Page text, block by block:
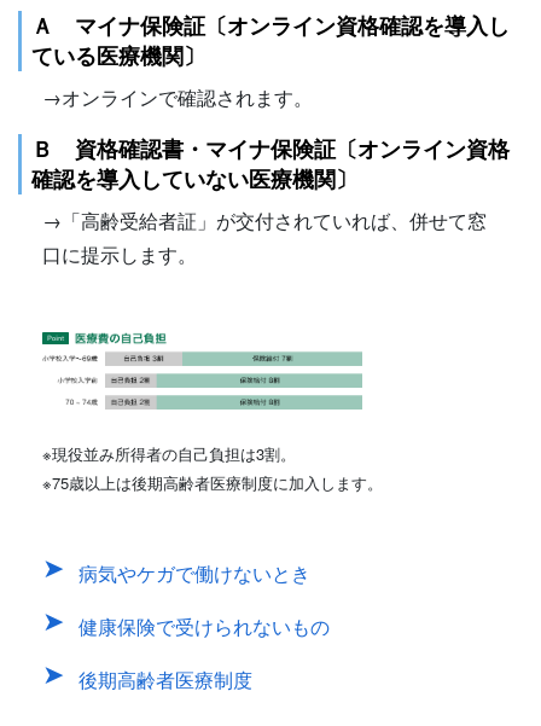
Ａ マイナ保険証〔オンライン資格確認を導入し
ている医療機関〕
→オンラインで確認されます。
Ｂ 資格確認書・マイナ保険証〔オンライン資格
確認を導入していない医療機関〕
→「高齢受給者証」が交付されていれば、併せて窓
口に提示します。
※現役並み所得者の自己負担は3割。
※75歳以上は後期高齢者医療制度に加入します。
病気やケガで働けないとき
健康保険で受けられないもの
後期高齢者医療制度